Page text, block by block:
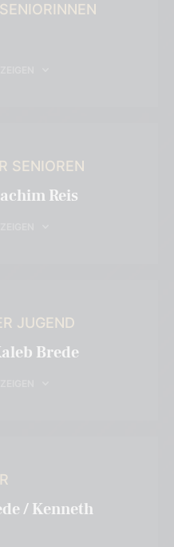
SENIOREN
Reis
JUGEND
Brede
/ Kenneth